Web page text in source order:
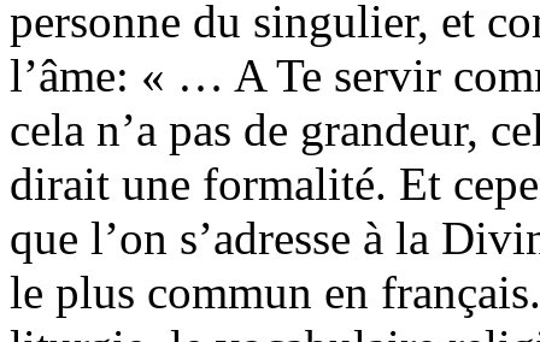
personne du singulier, et
l’âme: « … A Te servir
cela n’a pas de grandeur,
dirait une formalité. Et
que l’on s’adresse à la
le plus commun en